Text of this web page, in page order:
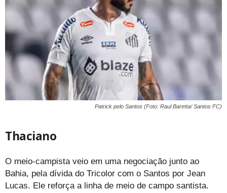
Patrick pelo Santos (Foto: Raul Baretta/ Santos FC)
Thaciano
O meio-campista veio em uma negociação junto ao
Bahia, pela dívida do Tricolor com o Santos por Jean
Lucas. Ele reforça a linha de meio de campo santista.